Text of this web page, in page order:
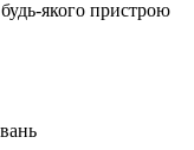
якого пристрою